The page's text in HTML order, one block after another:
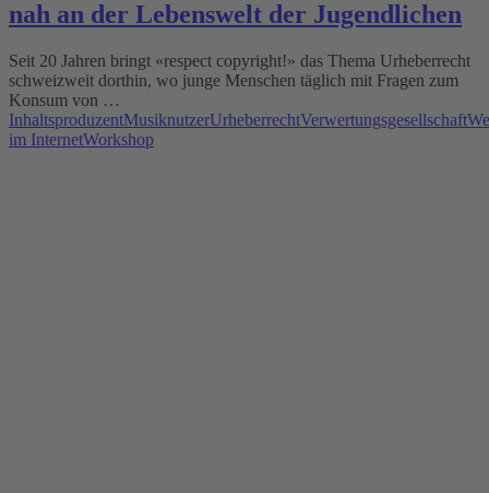
nah an der Lebenswelt der Jugendlichen
Seit 20 Jahren bringt «respect copyright!» das Thema Urheberrecht
schweizweit dorthin, wo junge Menschen täglich mit Fragen zum
Konsum von …
InhaltsproduzentMusiknutzerUrheberrechtVerwertungsgesellschaft
im InternetWorkshop